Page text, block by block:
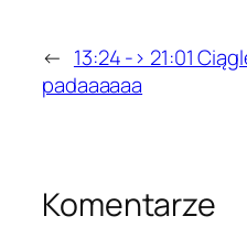
← 13:24 -> 21:01
padaaaaaa
Komentarze